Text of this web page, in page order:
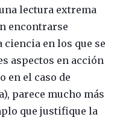
lectura extrema
encontrarse
en los que se
aspectos en acción
en el caso de
parece mucho más
que justifique la